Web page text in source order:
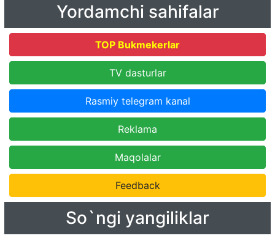
Yordamchi sahifalar
TOP Bukmekerlar
TV dasturlar
Rasmiy telegram kanal
Reklama
Maqolalar
Feedback
So`ngi yangiliklar